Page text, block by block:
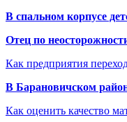
В спальном корпусе
Отец по
Как предприятия
В Барановичском
Как оценить качество